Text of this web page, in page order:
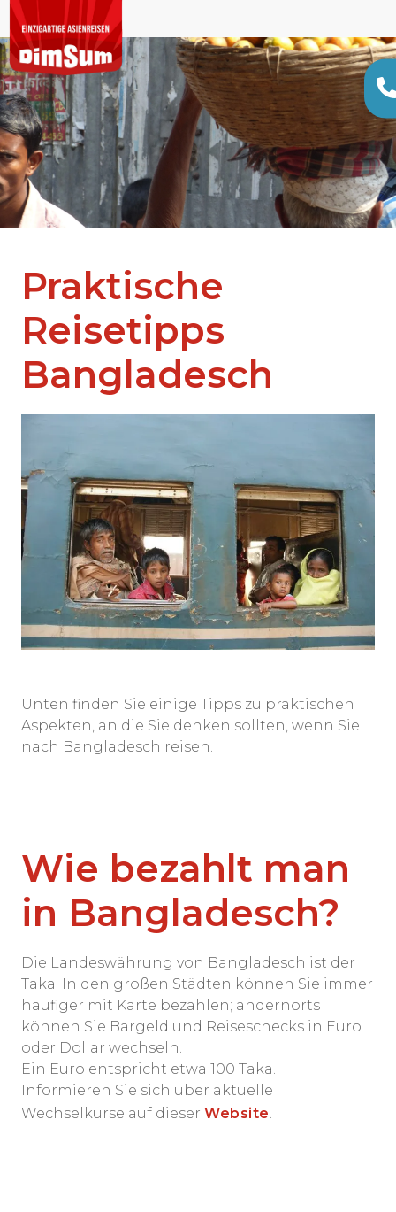
Praktische
Reisetipps
Bangladesch
Unten finden Sie einige Tipps zu praktischen
Aspekten, an die Sie denken sollten, wenn Sie
nach Bangladesch reisen.
Wie bezahlt man
in Bangladesch?
Die Landeswährung von Bangladesch ist der
Taka. In den großen Städten können Sie immer
häufiger mit Karte bezahlen; andernorts
können Sie Bargeld und Reiseschecks in Euro
oder Dollar wechseln.
Ein Euro entspricht etwa 100 Taka.
Informieren Sie sich über aktuelle
Wechselkurse auf dieser Website.